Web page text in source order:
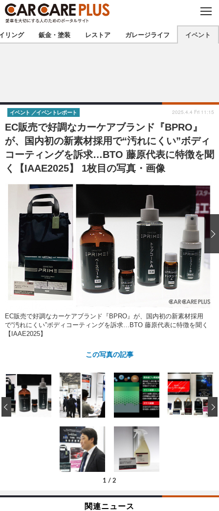
C
O
S
E
★カーケアプラス認定★ 厳選プロショップを地域から探す
甲信越 北陸
東海 関西
中国 四国
注目の記事
ショップレポート 愛車 File
自動車豆知識 ストップ！不具合修理＆粗悪修理
鈑金・塗装
ディテイリング
ディテイリング 洗車
ヘッドライト磨き コーティング
フィルム・ラッピング
鈑金・塗装
小キズ直し 防錆
特集記事
ストップ 不具合修理＆粗悪修理
カーメーカー「旧車」関連プロジェ
コラム
ショップ紹介
プロショップ検索
カーメーカー「旧車」関連プロジ
コラム
イベント
リング 鈑金・塗装 レストア ガレージライフ イベント
EC販売で好調なカーケアブランド『BPRO』
が、国内初の新素材採用で“汚れにくい”ボディ
コーティングを訴求…BTO 藤原代表に特徴を聞
く【IAAE2025】 1枚目の写真・画像
イベント イベントレポート 2025.4.4 Fri 11:15
EC販売で好調なカーケアブランド『BPRO』が、国内初の新素材採用
で“汚れにくい”ボディコーティングを訴求…BTO 藤原代表に特徴を聞く
【IAAE2025】
この写真の記事
1 / 2
‹
関連ニュース